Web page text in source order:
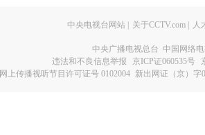
中央电视台网站 关于CCTV.com 人
中央广播电视总台 中国网络
违法和不良信息举报
京ICP证060535号
网上传播视听节目许可证号 0102004 新出网证（京）